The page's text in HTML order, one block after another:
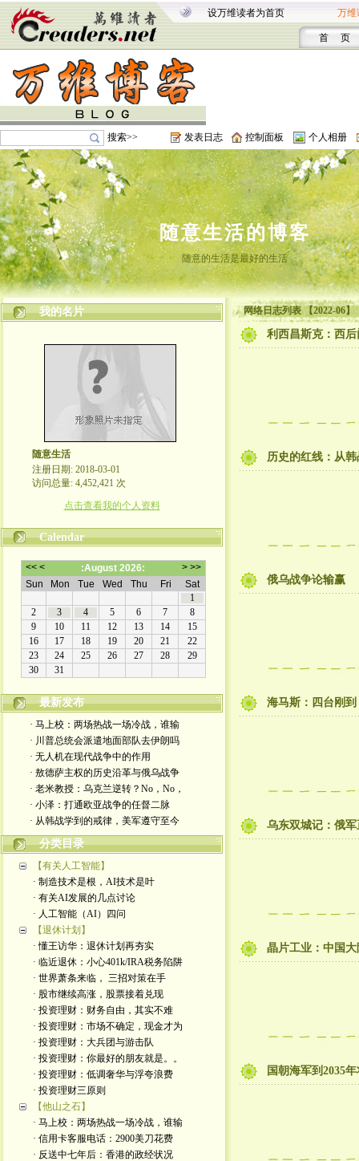
设万维读者为首页 万维
首 页
搜索>> 发表日志 控制面板 个人相册
随意生活的博客
随意的生活是最好的生活
我的名片
随意生活
注册日期: 2018-03-01
访问总量: 4,452,421 次
点击查看我的个人资料
Calendar
最新发布
· 马上校：两场热战一场冷战，谁输
· 川普总统会派遣地面部队去伊朗吗
· 无人机在现代战争中的作用
· 敖德萨主权的历史沿革与俄乌战争
· 老米教授：乌克兰逆转？No，No，
· 小泽：打通欧亚战争的任督二脉
· 从韩战学到的戒律，美军遵守至今
分类目录
【有关人工智能】
· 制造技术是根，AI技术是叶
· 有关AI发展的几点讨论
· 人工智能（AI）四问
【退休计划】
· 懂王访华：退休计划再夯实
· 临近退休：小心401k/IRA税务陷阱
· 世界萧条来临， 三招对策在手
· 股市继续高涨，股票接着兑现
· 投资理财：财务自由，其实不难
· 投资理财：市场不确定，现金才为
· 投资理财：大兵团与游击队
· 投资理财：你最好的朋友就是。。
· 投资理财：低调奢华与浮夸浪费
· 投资理财三原则
【他山之石】
· 马上校：两场热战一场冷战，谁输
· 信用卡客服电话：2900美刀花费
· 反送中七年后：香港的政经状况
网络日志列表 【2022-06】
利西昌斯克：西
历史的红线：从
俄乌战争论输赢
海马斯：四台刚
乌东双城记：俄
晶片工业：中国
国朝海军到2035